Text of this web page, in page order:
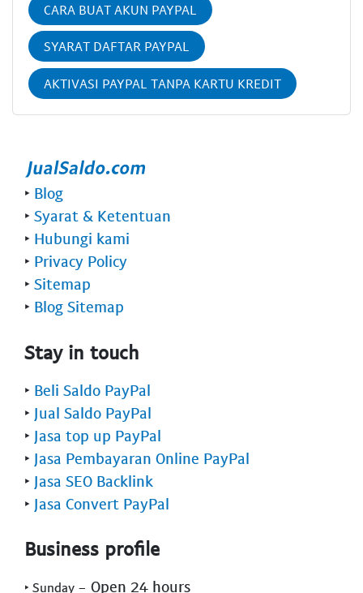
CARA BUAT AKUN PAYPAL
SYARAT DAFTAR PAYPAL
AKTIVASI PAYPAL TANPA KARTU KREDIT
‣ Blog
‣ Syarat & Ketentuan
‣ Hubungi kami
‣ Privacy Policy
‣ Sitemap
‣ Blog Sitemap
Stay in touch
‣ Beli Saldo PayPal
‣ Jual Saldo PayPal
‣ Jasa top up PayPal
‣ Jasa Pembayaran Online PayPal
‣ Jasa SEO Backlink
‣ Jasa Convert PayPal
Business profile
‣ Sunday - Open 24 hours